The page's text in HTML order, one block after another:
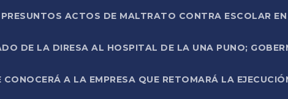
PRESUNTOS ACTOS DE MALTRATO CONTRA ESCOLAR
DE LA DIRESA AL HOSPITAL DE LA UNA PUNO;
A LA EMPRESA QUE RETOMARÁ LA